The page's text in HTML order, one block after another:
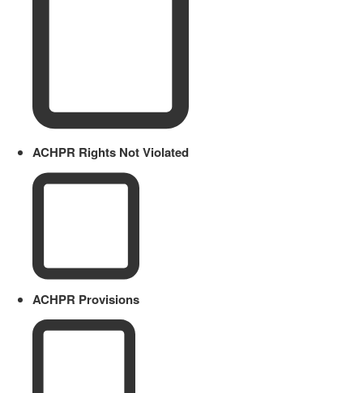
ACHPR Rights Not Violated
ACHPR Provisions